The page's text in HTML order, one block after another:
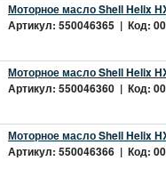
Моторное масло Shell Helix
Артикул: 550046365 | Код:
Моторное масло Shell Helix
Артикул: 550046360 | Код:
Моторное масло Shell Helix
Артикул: 550046366 | Код: